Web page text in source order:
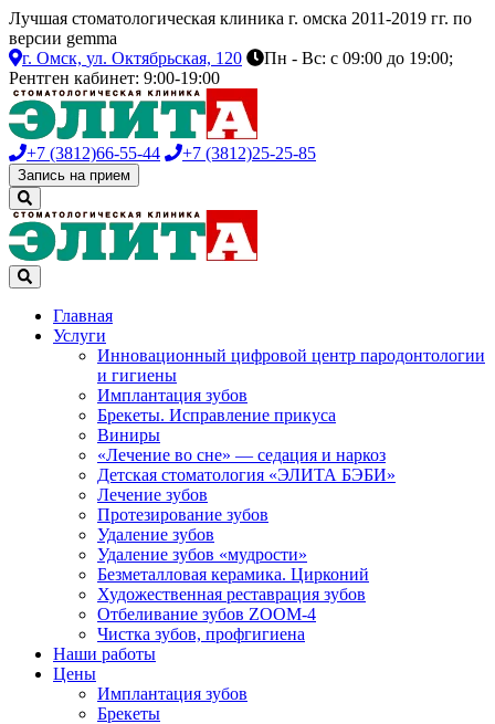
Лучшая стоматологическая клиника г. омска 2011-2019 гг. по
версии gemma
г. Омск, ул. Октябрьская, 120
Пн - Вс: с 09:00 до 19:00;
Рентген кабинет: 9:00-19:00
+7 (3812)66-55-44 +7 (3812)25-25-85
Запись на прием
Главная
Услуги
Инновационный цифровой центр пародонтологии
и гигиены
Имплантация зубов
Брекеты. Исправление прикуса
Виниры
«Лечение во сне» — седация и наркоз
Детская стоматология «ЭЛИТА БЭБИ»
Лечение зубов
Протезирование зубов
Удаление зубов
Удаление зубов «мудрости»
Безметалловая керамика. Цирконий
Художественная реставрация зубов
Отбеливание зубов ZOOM-4
Чистка зубов, профгигиена
Наши работы
Цены
Имплантация зубов
Брекеты